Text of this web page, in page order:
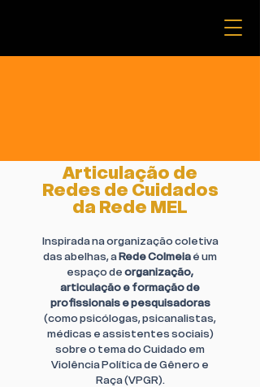
Articulação de
Redes de Cuidados
da Rede MEL
Inspirada na organização coletiva
das abelhas, aRede Colmeiaé um
espaço deorganização,
articulação e formação de
profissionais e pesquisadoras
(como psicólogas, psicanalistas,
médicas e assistentes sociais)
sobre o tema do Cuidado em
Violência Política de Gênero e
Raça (VPGR).